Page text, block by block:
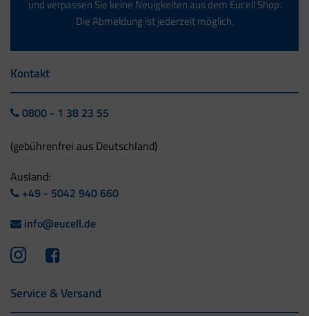
und verpassen Sie keine Neuigkeiten aus dem Eucell Shop.
Die Abmeldung ist jederzeit möglich.
Kontakt
0800 - 1 38 23 55
(gebührenfrei aus Deutschland)
Ausland:
+49 - 5042 940 660
info@eucell.de
Service & Versand